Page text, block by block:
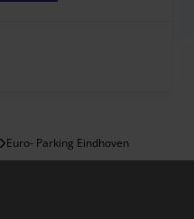
Euro- Parking Eindhoven